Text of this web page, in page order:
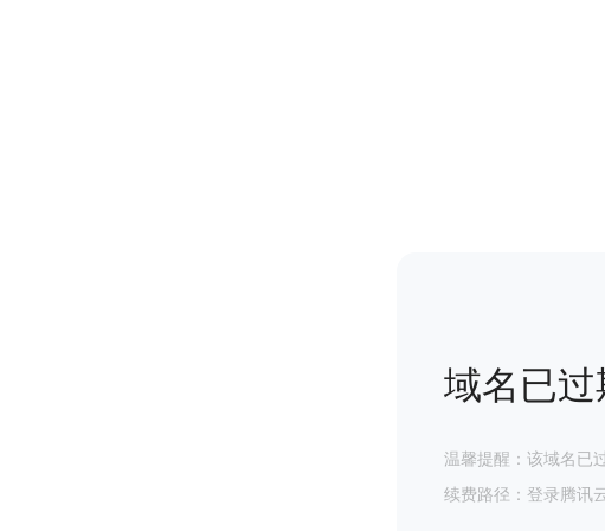
域名已
温馨提醒：该域名已
续费路径：登录腾讯